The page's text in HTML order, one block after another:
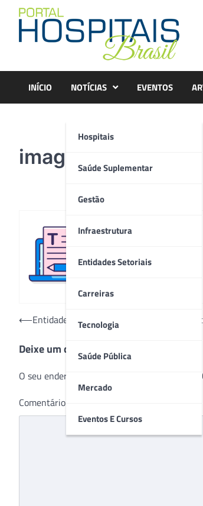
content
INÍCIO NOTÍCIAS
Hospitais
Saúde Suplementar
Gestão
Infraestrutura
Entidades Setoriais
Carreiras
Tecnologia
Saúde Pública
Mercado
Eventos E Cursos
EVENTOS
imagem2
Navegação
Post
⟵Entidades buscam melhorar condições
Deixe um comentário
O seu endereço de e-mail não será publicado.
Comentário